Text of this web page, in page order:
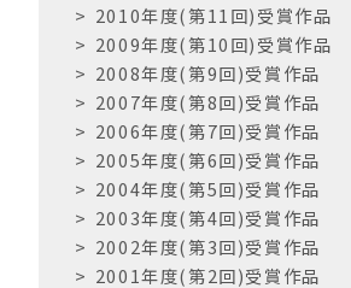
2010年度(第11回)受賞作品
2009年度(第10回)受賞作品
2008年度(第9回)受賞作品
2007年度(第8回)受賞作品
2006年度(第7回)受賞作品
2005年度(第6回)受賞作品
2004年度(第5回)受賞作品
2003年度(第4回)受賞作品
2002年度(第3回)受賞作品
2001年度(第2回)受賞作品